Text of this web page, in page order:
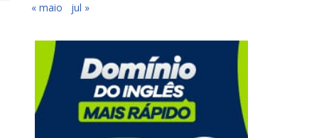
« maio jul »